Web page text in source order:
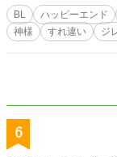
ごすうちに絆されていき… 激重執着神様 × 平凡社畜御使による、ジレ
BL ハッピーエンド
神様
すれ違い ジ
6